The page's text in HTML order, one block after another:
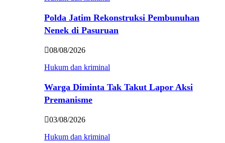
Polda Jatim Rekonstruksi Pembunuhan
Nenek di Pasuruan
08/08/2026
Hukum dan kriminal
Warga Diminta Tak Takut Lapor Aksi
Premanisme
03/08/2026
Hukum dan kriminal